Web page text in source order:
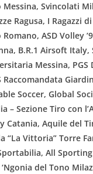
Svincolati
Ragusa, I Ragazzi
ASD Volley
B.R.1 Airsoft Italy,
Messina, PGS
Raccomandata
Soccer, Global
– Sezione Tiro con
Catania, Aquile del
“La Vittoria” Torre
All
del Tono